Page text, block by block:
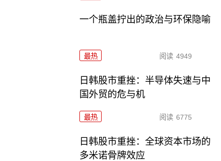
一个瓶盖拧出的政治与环保隐喻
最热 阅读 4949
日韩股市重挫：半导体失速与中
国外贸的危与机
最热 阅读 6775
日韩股市重挫：全球资本市场的
多米诺骨牌效应